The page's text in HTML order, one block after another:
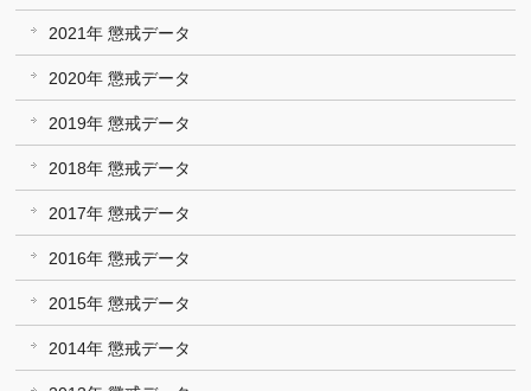
2021年 懲戒データ
2020年 懲戒データ
2019年 懲戒データ
2018年 懲戒データ
2017年 懲戒データ
2016年 懲戒データ
2015年 懲戒データ
2014年 懲戒データ